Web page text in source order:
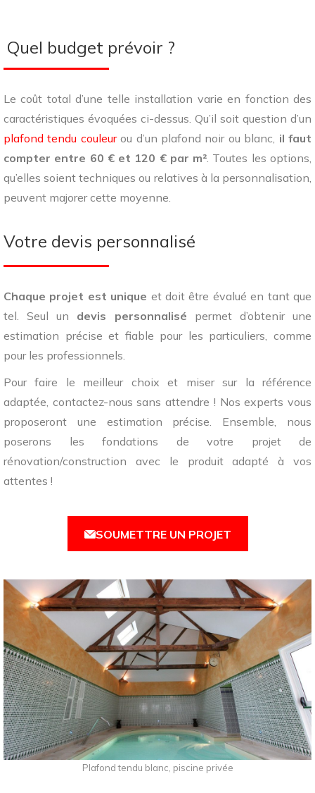
Quel budget prévoir ?
Le coût total d’une telle installation varie en fonction des
caractéristiques évoquées ci-dessus. Qu’il soit question d’un
plafond tendu couleurou d’un plafond noir ou blanc, il faut
compter entre 60 € et 120 € par m² . Toutes les options,
qu’elles soient techniques ou relatives à la personnalisation,
peuvent majorer cette moyenne.
Votre devis personnalisé
Chaque projet est unique et doit être évalué en tant que
tel. Seul un devis personnalisé permet d’obtenir une
estimation précise et fiable pour les particuliers, comme
pour les professionnels.
Pour faire le meilleur choix et miser sur la référence
adaptée, contactez-nous sans attendre ! Nos experts vous
proposeront une estimation précise. Ensemble, nous
poserons les fondations de votre projet de
rénovation/construction avec le produit adapté à vos
attentes !
SOUMETTRE UN PROJET
Plafond tendu blanc, piscine privée